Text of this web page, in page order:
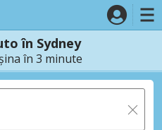
în Sydney
în 3 minute